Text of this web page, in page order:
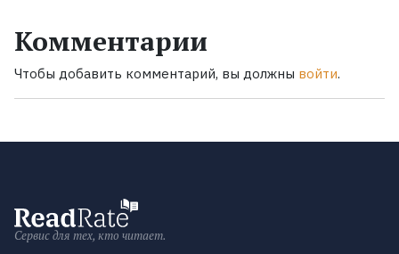
Комментарии
Чтобы добавить комментарий, вы должны войти.
Сервис для тех, кто читает.